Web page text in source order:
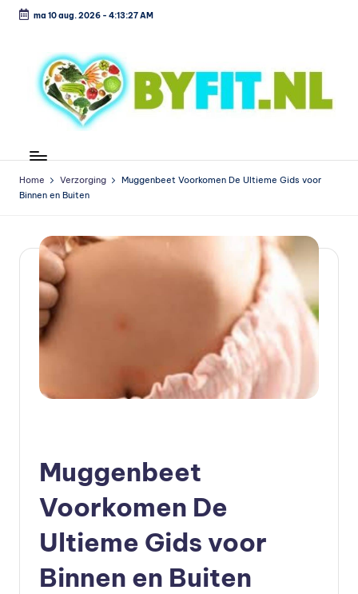
ma 10 aug. 2026- 4:13:28 AM
o
o
g
is
in
en
koop
voordelig
Home Verzorging
Muggenbeet Voorkomen De Ultieme Gids voor
Binnen en Buiten
Muggenbeet
Voorkomen De
Ultieme Gids voor
Binnen en Buiten